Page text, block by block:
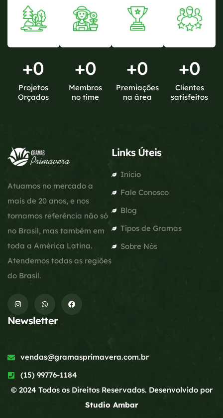
+0
Projetos
Orçados
+0
Membros
no time
+0
Premiações
na área
+0
Clientes
satisfeitos
Atuamos no mercado a
mais de 20 anos, e nos
tornamos referência não só
no Brasil, mas também em
toda a América Latina.
Atendemos todas as regiões
do Brasil.
Links Úteis
Início
Fale Conosco
Blog
Tipos de Gramas
Sobre Nós
Newsletter
vendas@gramasprimavera.com.br
(15) 99776-1184
© 2024 Todos os Direitos Reservados. Desenvolvido por
Studio Ambar